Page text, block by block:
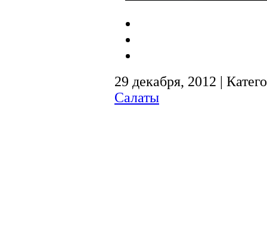
29 декабря, 2012 |
Салаты